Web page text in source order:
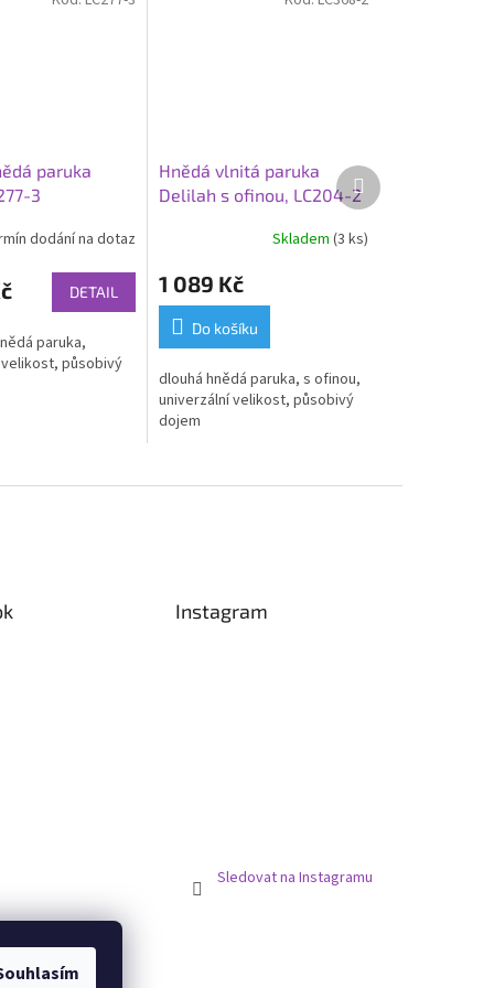
paruka
3
dodání na dotaz
DETAIL
paruka,
působivý
Hnědá vlnitá paruka
Delilah s ofinou, LC204-2
Skladem (3 ks)
1 089 Kč
Do košíku
dlouhá hnědá paruka, s ofinou,
univerzální velikost, působivý
dojem
Další
produkt
Instagram
Sledovat na Instagramu